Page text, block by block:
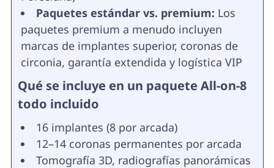
Paquetes estándar vs. premium: Los
paquetes premium a menudo incluyen
marcas de implantes superior, coronas de
circonia, garantía extendida y logística VIP
Qué se incluye en un paquete All-on-8
todo incluido
16 implantes (8 por arcada)
12–14 coronas permanentes por arcada
Tomografía 3D, radiografías panorámicas